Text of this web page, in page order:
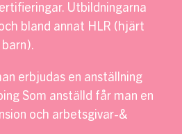
Utbildningarna
bland annat HLR (hjärt
erbjudas en anställning
Som anställd får man en
och arbetsgivar-&